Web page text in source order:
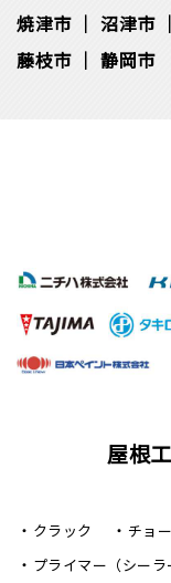
焼津市 沼津市
藤枝市
静岡市
屋根
クラック チョ
プライマー（シーラ